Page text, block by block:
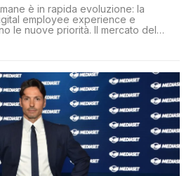
è in rapida evoluzione: la
employee experience e
le nuove priorità. Il mercato del
più competitivo con una lotta